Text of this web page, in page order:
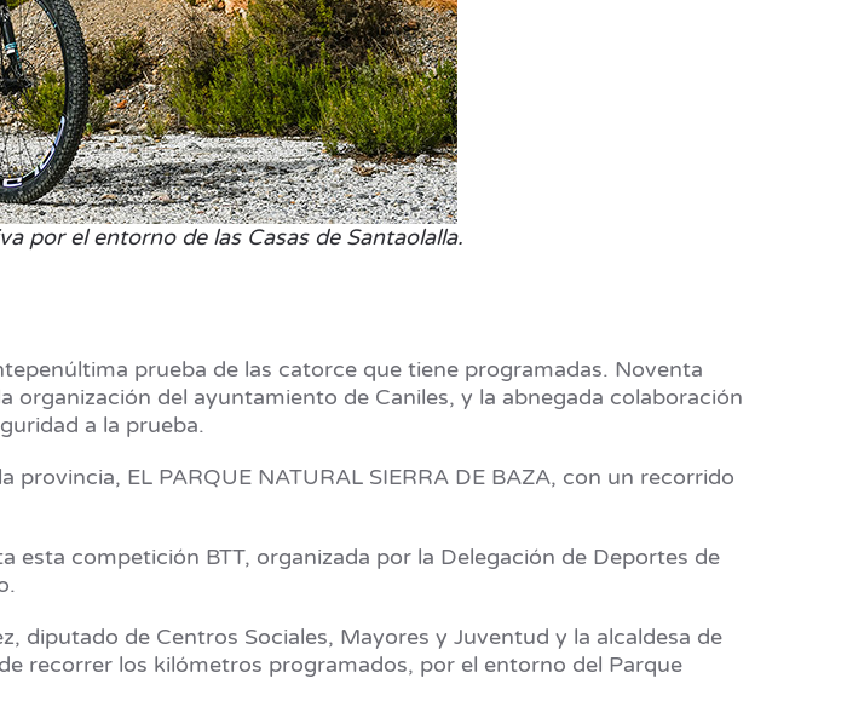
por el entorno de las Casas de Santaolalla.
prueba de las catorce que tiene programadas. Noventa
del ayuntamiento de Caniles, y la abnegada colaboración
a la prueba.
EL PARQUE NATURAL SIERRA DE BAZA, con un recorrido
competición BTT, organizada por la Delegación de Deportes de
diputado de Centros Sociales, Mayores y Juventud y la alcaldesa de
recorrer los kilómetros programados, por el entorno del Parque